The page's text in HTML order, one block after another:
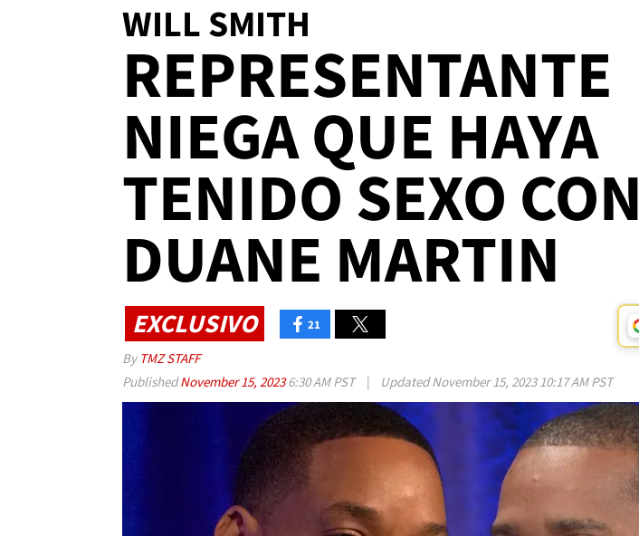
WILL SMITH
REPRESENTANTE
NIEGA QUE HAYA
TENIDO SEXO CON
DUANE MARTIN
EXCLUSIVO 21
By TMZ STAFF
PublishedNovember 15, 20236:30 AM PST | UpdatedNovember 15, 2023 10:17 AM PST